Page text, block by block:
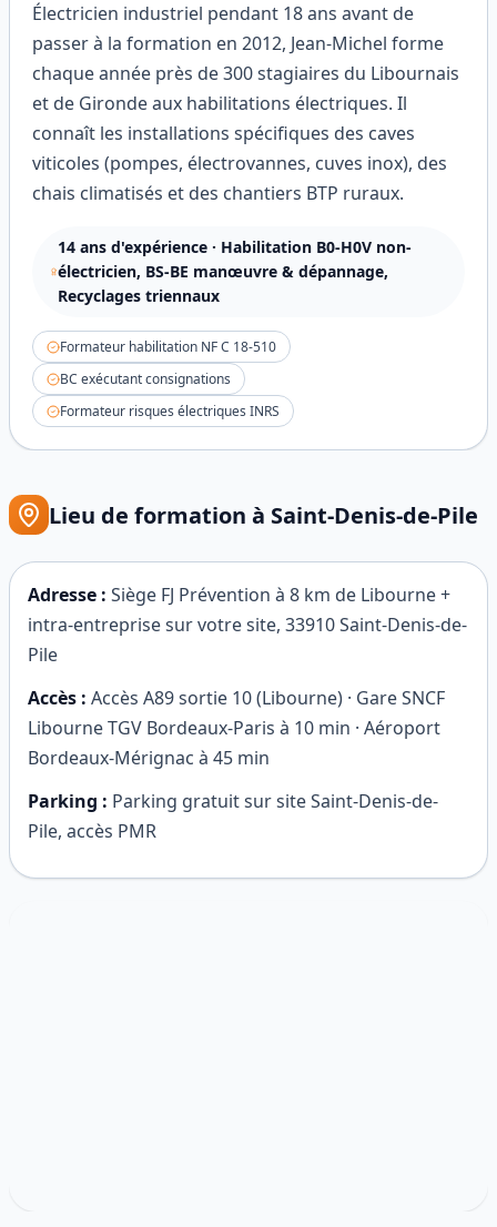
Électricien industriel pendant 18 ans avant de
passer à la formation en 2012, Jean-Michel forme
chaque année près de 300 stagiaires du Libournais
et de Gironde aux habilitations électriques. Il
connaît les installations spécifiques des caves
viticoles (pompes, électrovannes, cuves inox), des
chais climatisés et des chantiers BTP ruraux.
14 ans d'expérience · Habilitation B0-H0V non-
électricien, BS-BE manœuvre & dépannage,
Recyclages triennaux
Formateur habilitation NF C 18-510
BC exécutant consignations
Formateur risques électriques INRS
Lieu de formation à Saint-Denis-de-Pile
Adresse : Siège FJ Prévention à 8 km de Libourne +
intra-entreprise sur votre site, 33910Saint-Denis-de-
Pile
Accès : Accès A89 sortie 10 (Libourne) · Gare SNCF
Libourne TGV Bordeaux-Paris à 10 min · Aéroport
Bordeaux-Mérignac à 45 min
Parking : Parking gratuit sur site Saint-Denis-de-
Pile, accès PMR